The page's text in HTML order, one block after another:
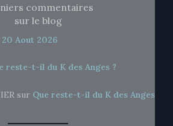
commentaires
sur le blog
20 Aout 2026
reste-t-il du K des Anges ?
sur Que reste-t-il du K des Anges